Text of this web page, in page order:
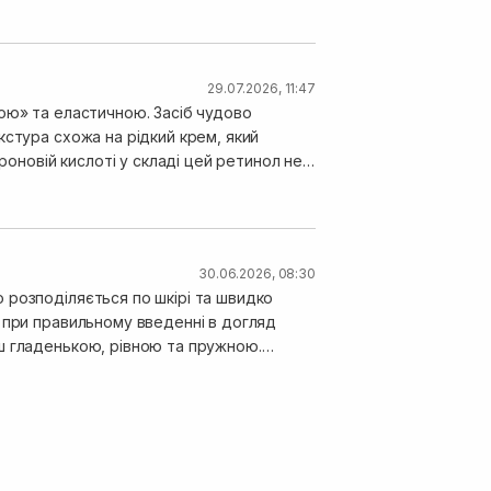
29.07.2026, 11:47
та еластичною. Засіб чудово
схожа на рідкий крем, який
кислоті у складі цей ретинол не
30.06.2026, 08:30
по шкірі та швидко
правильному введенні в догляд
гладенькою, рівною та пружною.
тон обличчя та робить дрібні
Мої комедони з нею танули на
використовувати з обережністю чи
сироватка